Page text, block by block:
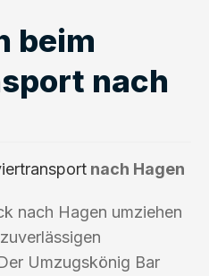
beim
nach
nach Hagen
nach Hagen umziehen
Umzugskönig Bar